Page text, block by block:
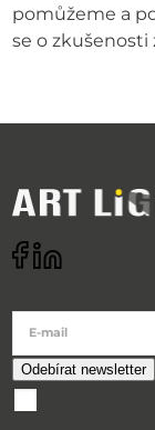
pomůžeme a
se o zkušenosti
E-mail